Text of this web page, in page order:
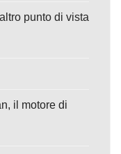
punto di vista
il motore di